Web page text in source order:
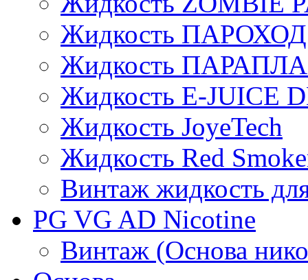
Жидкость ПАРОХОД
Жидкость
Жидкость E-JUIСE
Жидкость JoyeTech
Жидкость Red
Винтаж жидкость
PG VG AD Nicotine
Винтаж (Основа